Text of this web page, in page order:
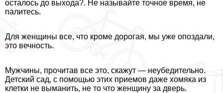
осталось до выхода?. Не называйте точное время, не
палитесь.
Для женщины все, что кроме дорогая, мы уже опоздали,
это вечность.
Мужчины, прочитав все это, скажут — неубедительно.
Детский сад, с помощью этих приемов даже хомяка из
клетки не выманить, не то что женщину за дверь.